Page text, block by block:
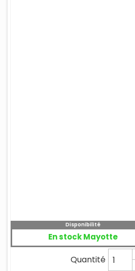
Disponibilité
En stock Mayotte
Quantité